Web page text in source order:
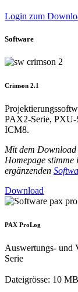
Login zum
Software
Crimson 2.1
PAX2-Serie, PXU-
ICM8.
Mit dem Download
Homepage stimme
ergänzenden
Download
PAX ProLog
Auswertungs- und
Serie
Dateigrösse: 10 MB